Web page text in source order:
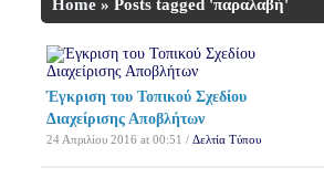
Home » Posts tagged 'παραλαβή'
Έγκριση του Τοπικού Σχεδίου
Διαχείρισης Αποβλήτων
24 Απριλίου 2016 at 00:51 / Δελτία Τύπου